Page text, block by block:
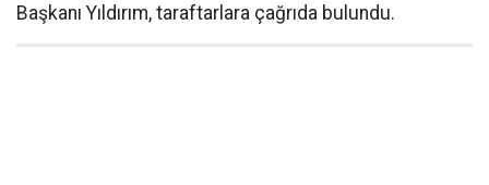
Başkanı Yıldırım, taraftarlara çağrıda bulundu.